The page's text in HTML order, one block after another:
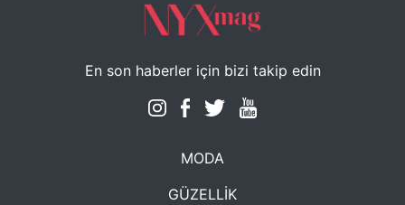
En son haberler için bizi takip edin
MODA
GÜZELLİK